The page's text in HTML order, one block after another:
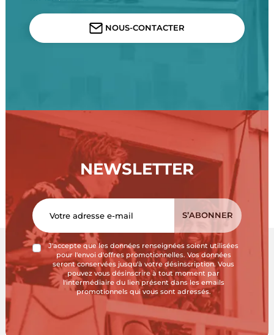
NOUS-CONTACTER
NEWSLETTER
J'accepte que les données renseignées soient utilisées
pour l'envoi d'offres promotionnelles. Vos données
seront conservées jusqu'à votre désinscription. Vous
pouvez vous désinscrire à tout moment par
l'intermédiaire du lien présent dans les emails
promotionnels qui vous sont adressés.